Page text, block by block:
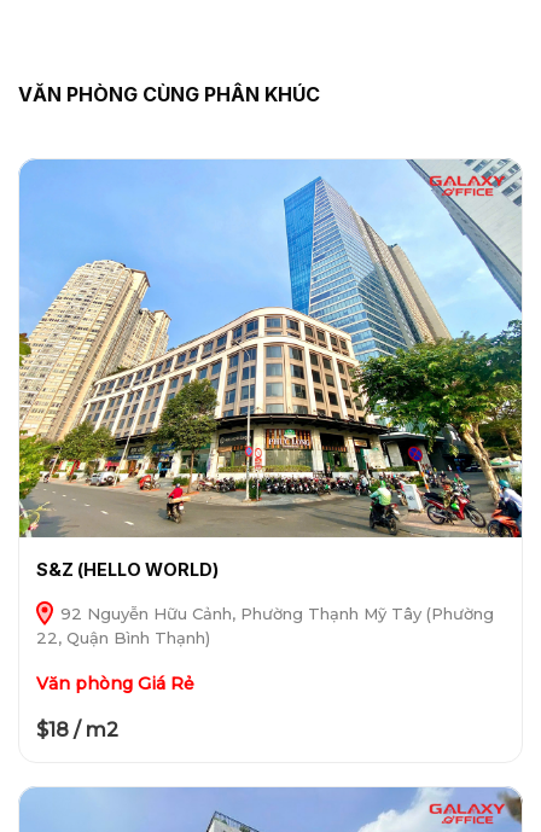
VĂN PHÒNG CÙNG PHÂN KHÚC
S&Z (HELLO WORLD)
92 Nguyễn Hữu Cảnh, Phường Thạnh Mỹ Tây (Phường
22, Quận Bình Thạnh)
Văn phòng Giá Rẻ
$18 / m2